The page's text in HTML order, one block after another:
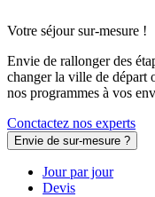
Votre séjour sur-mesure !
Envie de rallonger des
changer la ville de départ
nos programmes à vos
Conctactez nos experts
Envie de sur-mesure ?
Jour par jour
Devis